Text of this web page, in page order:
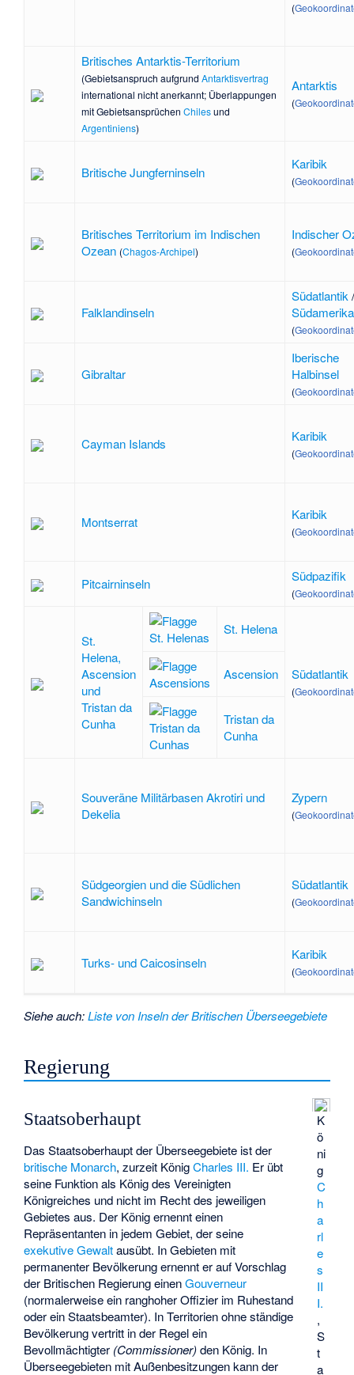
(
Britisches Antarktis-Territorium
(Gebietsanspruch aufgrund Antarktisvertrag
international nicht anerkannt; Überlappungen
mit Gebietsansprüchen Chilesund
Argentiniens)
Antarktis
(
Britische Jungferninseln
Karibik
(
Britisches Territorium im Indischen
Ozean (Chagos-Archipel)
Indischer
(
Falklandinseln
Südatlantik/
Südamerika
(
Gibraltar
Iberische
Halbinsel
(
Cayman Islands Karibik
(
Montserrat Karibik
(
Pitcairninseln Südpazifik
(
St.
Helena,
Ascension
und
Tristan da
Cunha
St. Helena
Südatlantik
(
Ascension
Tristan da
Cunha
Souveräne Militärbasen Akrotiri und
Dekelia
Zypern
(
Südgeorgien und die Südlichen
Sandwichinseln
Südatlantik
(
Turks- und Caicosinseln
Karibik
(
Siehe auch:Liste von Inseln der Britischen Überseegebiete
Regierung
K
ö
ni
g
C
h
a
rl
e
s
II
I.
,
S
t
a
Staatsoberhaupt
Das Staatsoberhaupt der Überseegebiete ist der
britische Monarch, zurzeit KönigCharles III. Er übt
seine Funktion als König des Vereinigten
Königreiches und nicht im Recht des jeweiligen
Gebietes aus. Der König ernennt einen
Repräsentanten in jedem Gebiet, der seine
exekutive Gewaltausübt. In Gebieten mit
permanenter Bevölkerung ernennt er auf Vorschlag
der Britischen Regierung einenGouverneur
(normalerweise ein ranghoher Offizier im Ruhestand
oder ein Staatsbeamter). In Territorien ohne ständige
Bevölkerung vertritt in der Regel ein
Bevollmächtigter (Commissioner)den König. In
Überseegebieten mit Außenbesitzungen kann der